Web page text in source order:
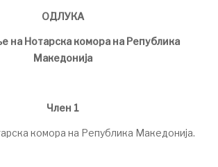
ОДЛУКА
на Нотарска комора на Република
Македонија
Член 1
комора на Република Македонија.